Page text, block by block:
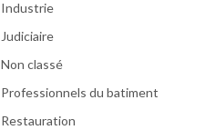
Industrie
Judiciaire
Non classé
Professionnels du batiment
Restauration